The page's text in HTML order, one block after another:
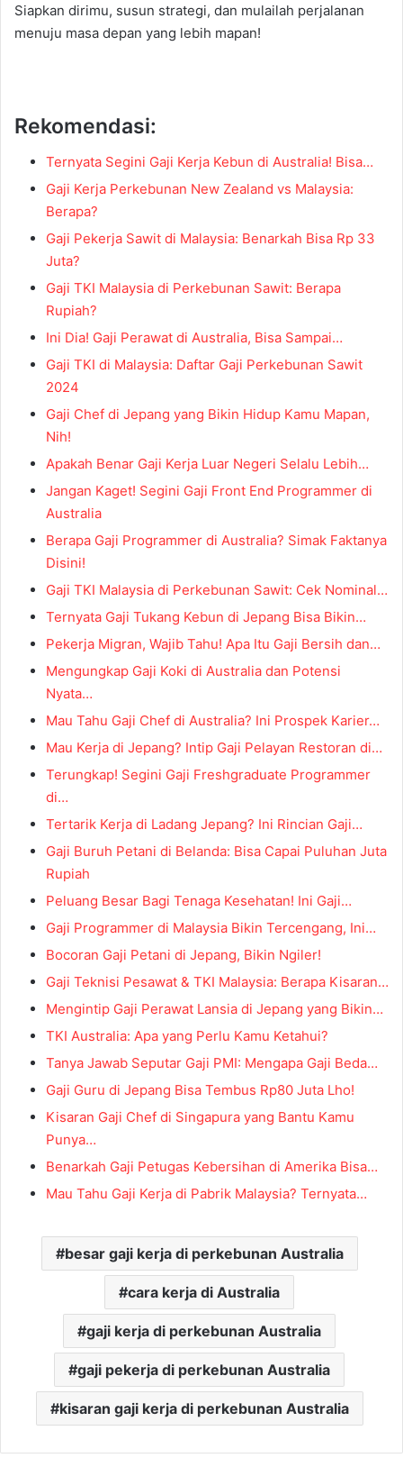
Siapkan dirimu, susun strategi, dan mulailah perjalanan
menuju masa depan yang lebih mapan!
Rekomendasi:
Ternyata Segini Gaji Kerja Kebun di Australia! Bisa…
Gaji Kerja Perkebunan New Zealand vs Malaysia:
Berapa?
Gaji Pekerja Sawit di Malaysia: Benarkah Bisa Rp 33
Juta?
Gaji TKI Malaysia di Perkebunan Sawit: Berapa
Rupiah?
Ini Dia! Gaji Perawat di Australia, Bisa Sampai…
Gaji TKI di Malaysia: Daftar Gaji Perkebunan Sawit
2024
Gaji Chef di Jepang yang Bikin Hidup Kamu Mapan,
Nih!
Apakah Benar Gaji Kerja Luar Negeri Selalu Lebih…
Jangan Kaget! Segini Gaji Front End Programmer di
Australia
Berapa Gaji Programmer di Australia? Simak Faktanya
Disini!
Gaji TKI Malaysia di Perkebunan Sawit: Cek Nominal…
Ternyata Gaji Tukang Kebun di Jepang Bisa Bikin…
Pekerja Migran, Wajib Tahu! Apa Itu Gaji Bersih dan…
Mengungkap Gaji Koki di Australia dan Potensi
Nyata…
Mau Tahu Gaji Chef di Australia? Ini Prospek Karier…
Mau Kerja di Jepang? Intip Gaji Pelayan Restoran di…
Terungkap! Segini Gaji Freshgraduate Programmer
di…
Tertarik Kerja di Ladang Jepang? Ini Rincian Gaji…
Gaji Buruh Petani di Belanda: Bisa Capai Puluhan Juta
Rupiah
Peluang Besar Bagi Tenaga Kesehatan! Ini Gaji…
Gaji Programmer di Malaysia Bikin Tercengang, Ini…
Bocoran Gaji Petani di Jepang, Bikin Ngiler!
Gaji Teknisi Pesawat & TKI Malaysia: Berapa Kisaran…
Mengintip Gaji Perawat Lansia di Jepang yang Bikin…
TKI Australia: Apa yang Perlu Kamu Ketahui?
Tanya Jawab Seputar Gaji PMI: Mengapa Gaji Beda…
Gaji Guru di Jepang Bisa Tembus Rp80 Juta Lho!
Kisaran Gaji Chef di Singapura yang Bantu Kamu
Punya…
Benarkah Gaji Petugas Kebersihan di Amerika Bisa…
Mau Tahu Gaji Kerja di Pabrik Malaysia? Ternyata…
besar gaji kerja di perkebunan Australia
cara kerja di Australia
gaji kerja di perkebunan Australia
gaji pekerja di perkebunan Australia
kisaran gaji kerja di perkebunan Australia